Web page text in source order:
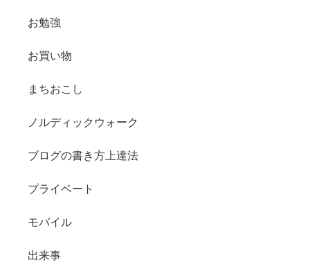
お勉強
お買い物
まちおこし
ノルディックウォーク
ブログの書き方上達法
プライベート
モバイル
出来事